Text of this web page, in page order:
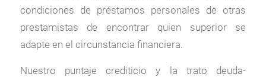
condiciones de préstamos personales de otras
prestamistas de encontrar quien superior se
adapte en el circunstancia financiera.
Nuestro puntaje crediticio y la trato deuda-